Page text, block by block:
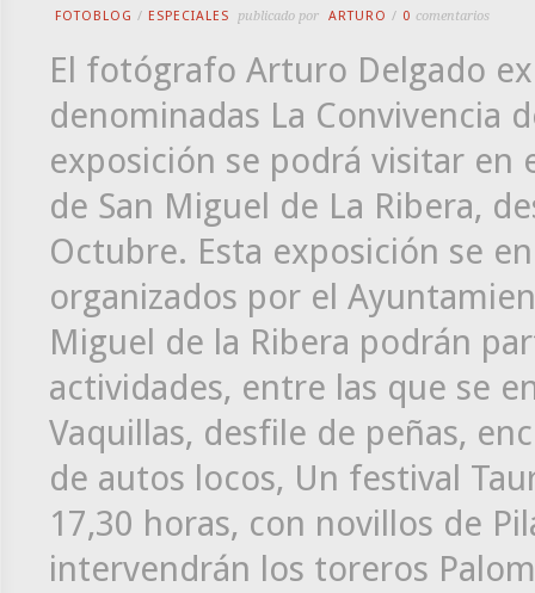
FOTOBLOG / ESPECIALES publicado por ARTURO / 0 comentarios
El fotógrafo Arturo Delgado
denominadas La Convivencia
exposición se podrá visitar en
de San Miguel de La Ribera,
Octubre. Esta exposición se
organizados por el
Miguel de la Ribera podrán
actividades, entre las que se
Vaquillas, desfile de peñas,
de autos locos, Un festival
17,30 horas, con novillos de
intervendrán los toreros